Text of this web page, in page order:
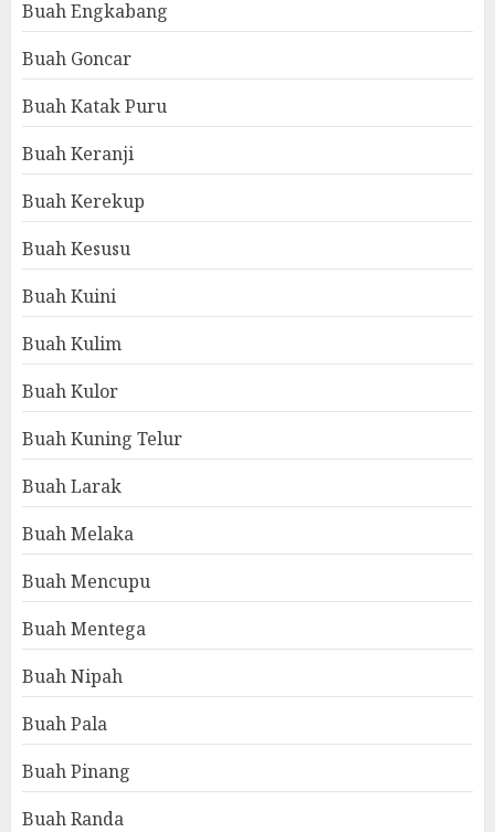
Buah Engkabang
Buah Goncar
Buah Katak Puru
Buah Keranji
Buah Kerekup
Buah Kesusu
Buah Kuini
Buah Kulim
Buah Kulor
Buah Kuning Telur
Buah Larak
Buah Melaka
Buah Mencupu
Buah Mentega
Buah Nipah
Buah Pala
Buah Pinang
Buah Randa